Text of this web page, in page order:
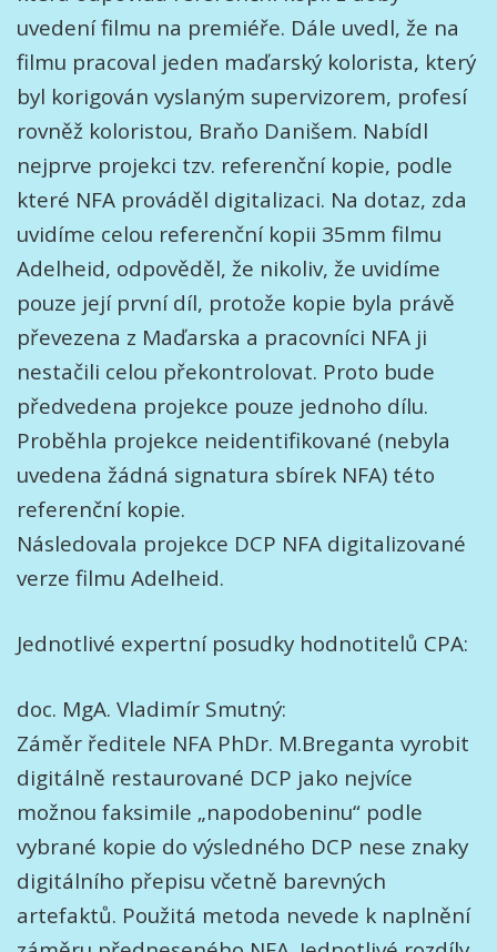
uvedení filmu na premiéře. Dále uvedl, že na
filmu pracoval jeden maďarský kolorista, který
byl korigován vyslaným supervizorem, profesí
rovněž koloristou, Braňo Danišem. Nabídl
nejprve projekci tzv. referenční kopie, podle
které NFA prováděl digitalizaci. Na dotaz, zda
uvidíme celou referenční kopii 35mm filmu
Adelheid, odpověděl, že nikoliv, že uvidíme
pouze její první díl, protože kopie byla právě
převezena z Maďarska a pracovníci NFA ji
nestačili celou překontrolovat. Proto bude
předvedena projekce pouze jednoho dílu.
Proběhla projekce neidentifikované (nebyla
uvedena žádná signatura sbírek NFA) této
referenční kopie.
Následovala projekce DCP NFA digitalizované
verze filmu Adelheid.
Jednotlivé expertní posudky hodnotitelů CPA:
doc. MgA. Vladimír Smutný:
Záměr ředitele NFA PhDr. M.Breganta vyrobit
digitálně restaurované DCP jako nejvíce
možnou faksimile „napodobeninu“ podle
vybrané kopie do výsledného DCP nese znaky
digitálního přepisu včetně barevných
artefaktů. Použitá metoda nevede k naplnění